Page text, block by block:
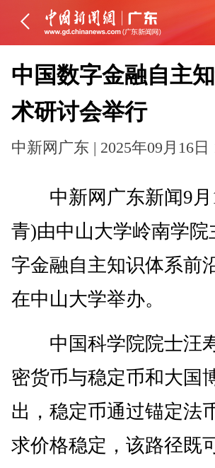
中国数字金融自主
术研讨会举行
中新网广东 | 2025年09月16日
中新网广东新闻9月
青)由中山大学岭南学
字金融自主知识体系前
在中山大学举办。
中国科学院院士汪
密货币与稳定币和大国
出，稳定币通过锚定法
求价格稳定，该路径既